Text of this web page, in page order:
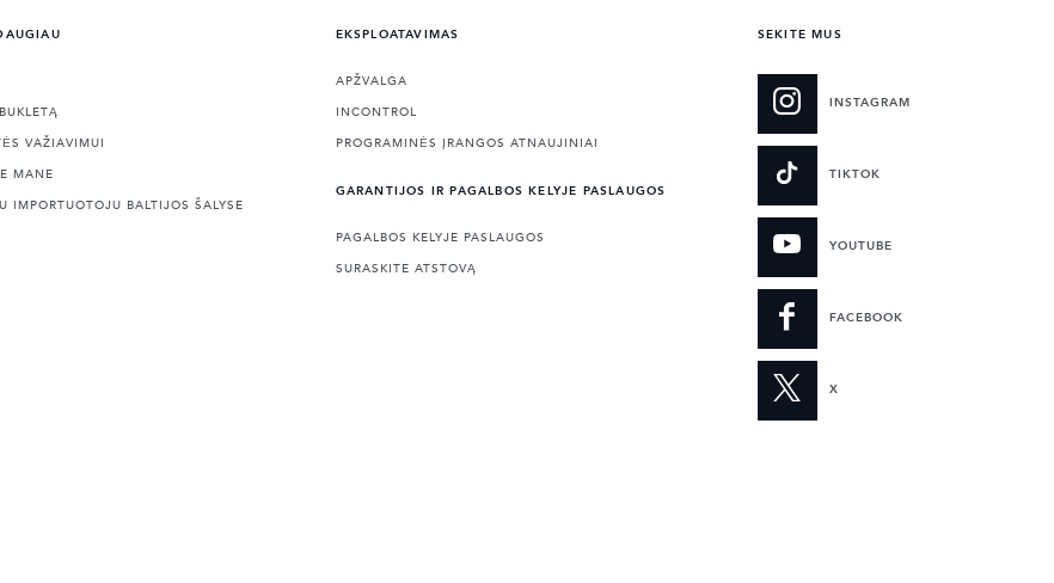
VAŽIAVIMUI
MANE
IMPORTUOTOJU BALTIJOS ŠALYSE
EKSPLOATAVIMAS
APŽVALGA
INCONTROL
PROGRAMINĖS ĮRANGOS ATNAUJINIAI
GARANTIJOS IR PAGALBOS KELYJE PASLAUGOS
PAGALBOS KELYJE PASLAUGOS
SURASKITE ATSTOVĄ
SEKITE MUS
INSTAGRAM
TIKTOK
YOUTUBE
FACEBOOK
X